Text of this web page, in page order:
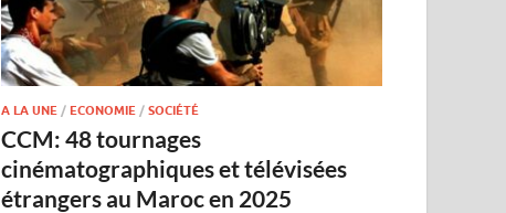
A LA UNE /ECONOMIE /SOCIÉTÉ
CCM: 48 tournages
cinématographiques et télévisées
étrangers au Maroc en 2025